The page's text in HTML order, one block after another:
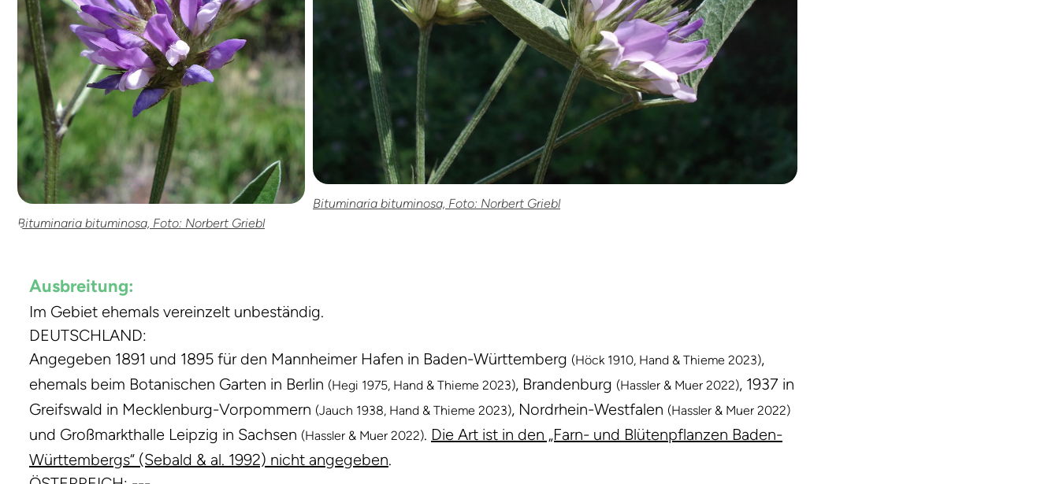
Bituminaria bituminosa, Foto: Norbert Griebl
Bituminaria bituminosa, Foto: Norbert Griebl
Ausbreitung:
Im Gebiet ehemals vereinzelt unbeständig.
DEUTSCHLAND:
Angegeben 1891 und 1895 für den Mannheimer Hafen in Baden-Württemberg (Höck 1910, Hand & Thieme 2023),
ehemals beim Botanischen Garten in Berlin (Hegi 1975, Hand & Thieme 2023), Brandenburg (Hassler & Muer 2022), 1937 in
Greifswald in Mecklenburg-Vorpommern (Jauch 1938, Hand & Thieme 2023), Nordrhein-Westfalen (Hassler & Muer 2022)
und Großmarkthalle Leipzig in Sachsen (Hassler & Muer 2022). Die Art ist in den „Farn- und Blütenpflanzen Baden-
Württembergs“ (Sebald & al. 1992) nicht angegeben.